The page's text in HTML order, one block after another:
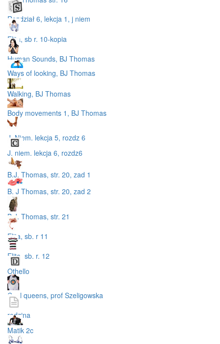
Rozdział 6, lekcja 1, j niem
Elita, sb r. 10-kopia
Human Sounds, BJ Thomas
Ways of looking, BJ Thomas
Walking, BJ Thomas
Body movements 1, BJ Thomas
J. Niem. lekcja 5, rozdz 6
J. niem. lekcja 6, rozdz6
B.J. Thomas, str. 20, zad 1
B. J Thomas, str. 20, zad 2
B.J. Thomas, str. 21
Elita, sb. r 11
Elita, sb. r. 12
Othello
Cool queens, prof Szeligowska
rodzina
Matik 2c